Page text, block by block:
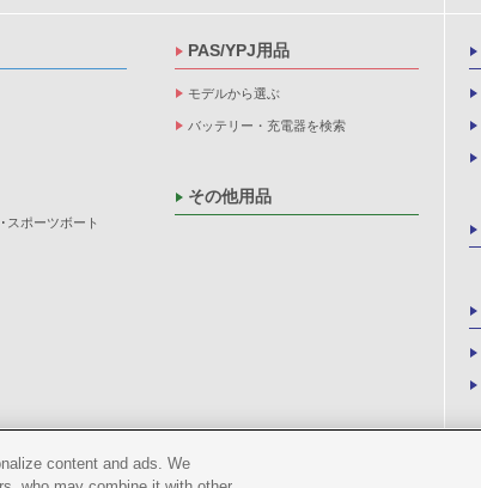
スポーツボート
PAS/YPJ用品
モデルから選ぶ
バッテリー・充電器を検索
その他用品
content and ads. We